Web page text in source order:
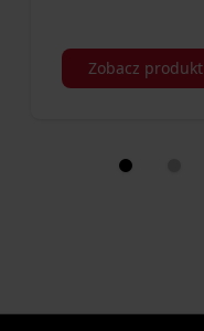
Zobacz produkt